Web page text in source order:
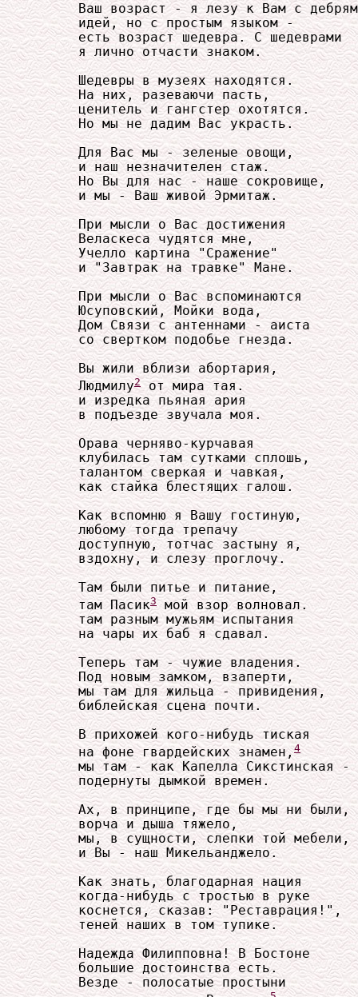
Ваш возраст - я лезу к Вам с
     идей, но с простым языком -
     есть возраст шедевра. С шедеврами
     я лично отчасти знаком.
     Шедевры в музеях находятся.
     На них, разеваючи пасть,
     ценитель и гангстер охотятся.
     Но мы не дадим Вас украсть.
     Для Вас мы - зеленые овощи,
     и наш незначителен стаж.
     Но Вы для нас - наше сокровище,
     и мы - Ваш живой Эрмитаж.
     При мысли о Вас достижения
     Веласкеса чудятся мне,
     Учелло картина "Сражение"
     и "Завтрак на травке" Мане.
     При мысли о Вас вспоминаются
     Юсуповский, Мойки вода,
     Дом Связи с антеннами - аиста
     со свертком подобье гнезда.
     Вы жили вблизи абортария,
     Людмилу
2 от мира тая.
     и изредка пьяная ария
     в подъезде звучала моя.
     Орава черняво-курчавая
     клубилась там сутками сплошь,
     талантом сверкая и чавкая,
     как стайка блестящих галош.
     Как вспомню я Вашу гостиную,
     любому тогда трепачу
     доступную, тотчас застыну я,
     вздохну, и слезу проглочу.
     Там были питье и питание,
     там Пасик
3 мой взор волновал.
     там разным мужьям испытания
     на чары их баб я сдавал.
     Теперь там - чужие владения.
     Под новым замком, взаперти,
     мы там для жильца - привидения,
     библейская сцена почти.
     В прихожей кого-нибудь тиская
     на фоне гвардейских знамен,
4
     мы там - как Капелла Сикстинская -
     подернуты дымкой времен.
     Ах, в принципе, где бы мы ни были,
     ворча и дыша тяжело,
     мы, в сущности, слепки той мебели,
     и Вы - наш Микельанджело.
     Как знать, благодарная нация
     когда-нибудь с тростью в руке
     коснется, сказав: "Реставрация!",
     теней наших в том тупике.
     Надежда Филипповна! В Бостоне
     большие достоинства есть.
     Везде - полосатые простыни